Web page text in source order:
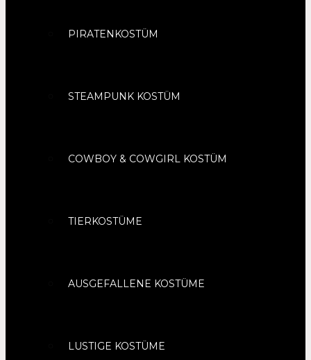
PIRATENKOSTÜM
STEAMPUNK KOSTÜM
COWBOY & COWGIRL KOSTÜM
TIERKOSTÜME
AUSGEFALLENE KOSTÜME
LUSTIGE KOSTÜME